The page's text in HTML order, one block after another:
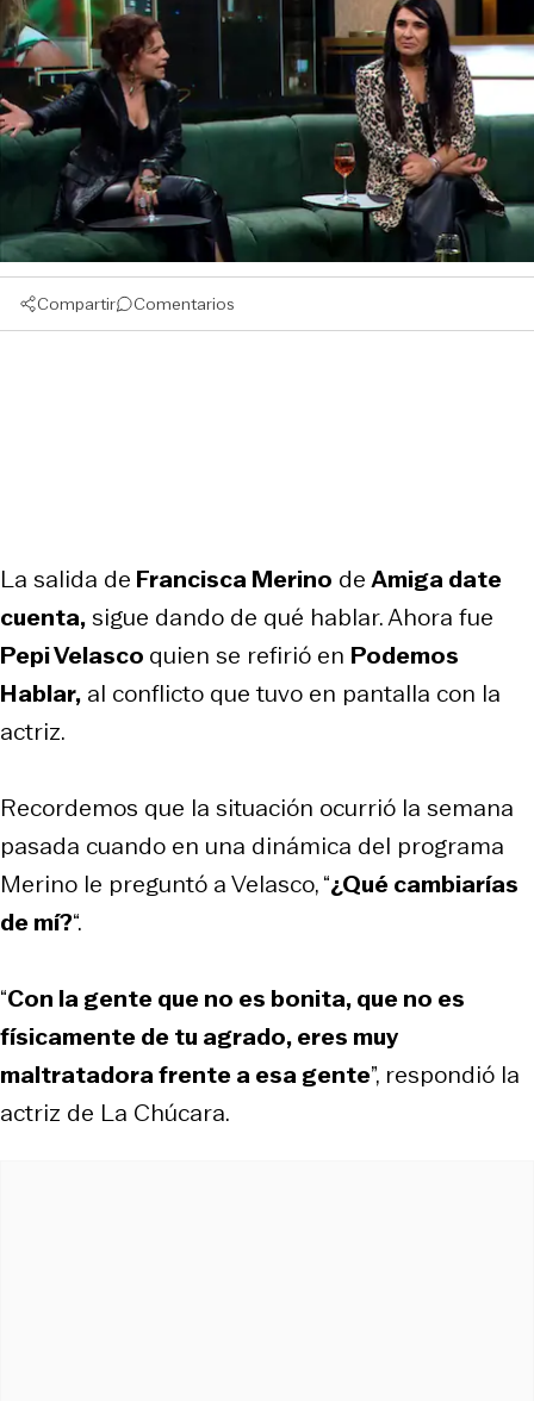
Compartir Comentarios
La salida de Francisca Merino deAmiga date
cuenta,sigue dando de qué hablar. Ahora fue
Pepi Velasco quien se refirió en Podemos
Hablar, al conflicto que tuvo en pantalla con la
actriz.
Recordemos que la situación ocurrió la semana
pasada cuando en una dinámica del programa
Merino le preguntó a Velasco, “¿Qué cambiarías
de mí?“.
“Con la gente que no es bonita, que no es
físicamente de tu agrado, eres muy
maltratadora frente a esa gente”, respondió la
actriz de La Chúcara.